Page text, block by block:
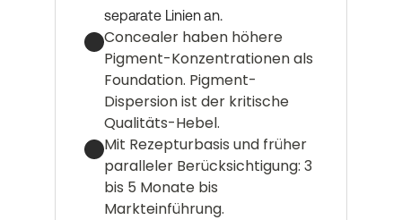
separate Linien an.
Concealer haben höhere
Pigment-Konzentrationen als
Foundation. Pigment-
Dispersion ist der kritische
Qualitäts-Hebel.
Mit Rezepturbasis und früher
paralleler Berücksichtigung: 3
bis 5 Monate bis
Markteinführung.